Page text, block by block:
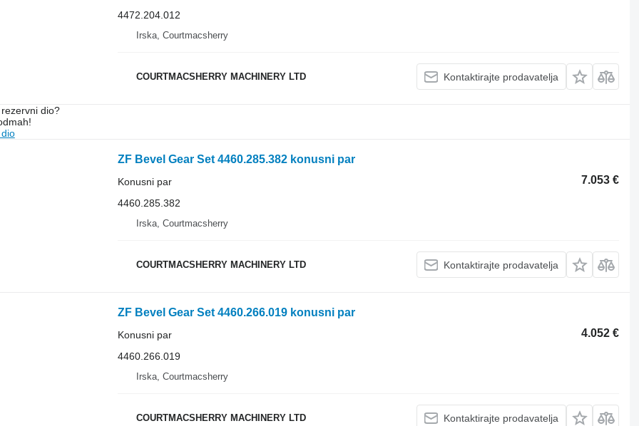
4472.204.012
Irska, Courtmacsherry
COURTMACSHERRY MACHINERY LTD Kontaktirajte prodavatelja
dio?
ZF Bevel Gear Set 4460.285.382 konusni par
7.053 €
Konusni par
4460.285.382
Irska, Courtmacsherry
COURTMACSHERRY MACHINERY LTD Kontaktirajte prodavatelja
ZF Bevel Gear Set 4460.266.019 konusni par
4.052 €
Konusni par
4460.266.019
Irska, Courtmacsherry
COURTMACSHERRY MACHINERY LTD Kontaktirajte prodavatelja